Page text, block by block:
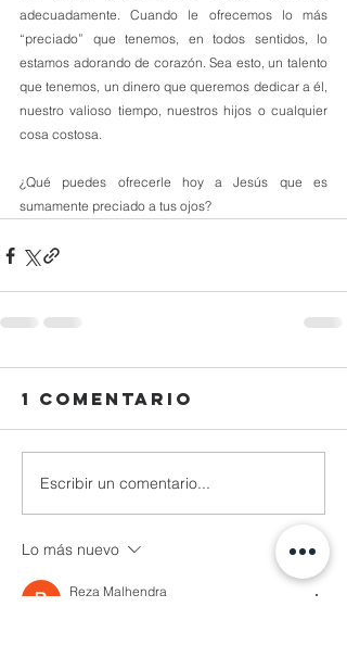
adecuadamente. Cuando le ofrecemos lo más
“preciado” que tenemos, en todos sentidos, lo
estamos adorando de corazón. Sea esto, un talento
que tenemos, un dinero que queremos dedicar a él,
nuestro valioso tiempo, nuestros hijos o cualquier
cosa costosa.
¿Qué puedes ofrecerle hoy a Jesús que es
sumamente preciado a tus ojos?
1 comentario
Escribir un comentario...
Lo más nuevo
Reza Malhendra